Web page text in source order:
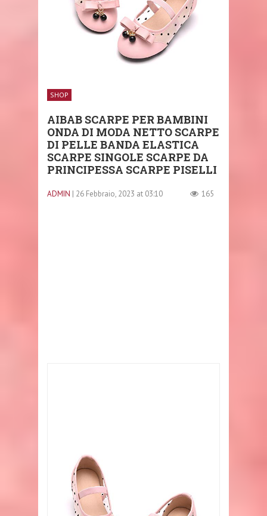
SHOP
AIBAB SCARPE PER BAMBINI
ONDA DI MODA NETTO SCARPE
DI PELLE BANDA ELASTICA
SCARPE SINGOLE SCARPE DA
PRINCIPESSA SCARPE PISELLI
ADMIN | 26 Febbraio, 2023 at 03:10 165